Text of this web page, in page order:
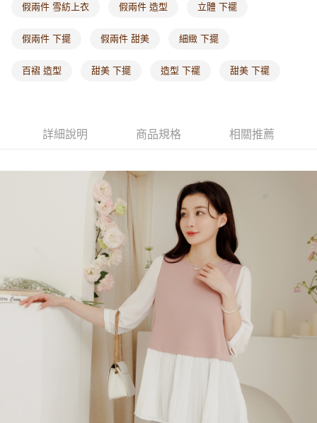
海外配送-港/澳/新/馬/泰國專屬
海外配送-其他亞洲地區
假兩件 雪紡上衣 假兩件 造型 立體 下襬
假兩件 下擺 假兩件 甜美 細緻 下擺
百褶 造型 甜美 下擺 造型 下襬 甜美 下襬
詳細說明 商品規格 相關推薦